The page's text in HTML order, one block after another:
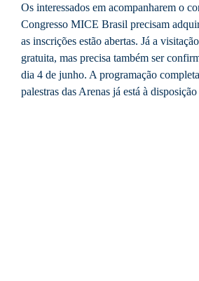
Os interessados em acompanharem o
Congresso MICE Brasil precisam
as inscrições estão abertas. Já a
gratuita, mas precisa também ser
dia 4 de junho. A programação
palestras das Arenas já está à